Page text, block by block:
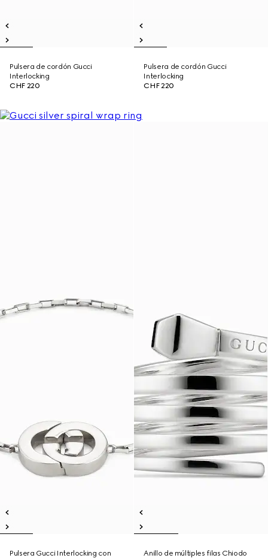
Pulsera de cordón Gucci
Interlocking
CHF 220
Pulsera de cordón Gucci
Interlocking
CHF 220
Pulsera Gucci Interlocking con
Anillo de múltiples filas Chiodo